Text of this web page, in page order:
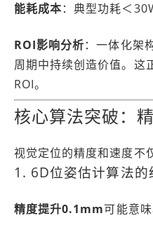
能耗成本：典型功耗＜
ROI影响分析：一体化架
周期中持续创造价值。这
ROI。
核心算法突破：
视觉定位的精度和速度不
1. 6D位姿估计算法的
精度提升0.1mm可能意味